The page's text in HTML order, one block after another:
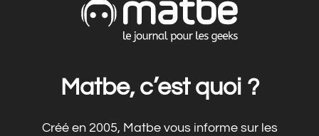
Matbe, c’est quoi ?
Créé en 2005, Matbe vous informe sur les